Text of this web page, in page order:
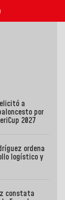
a
por
2027
ordena
logístico y
constata